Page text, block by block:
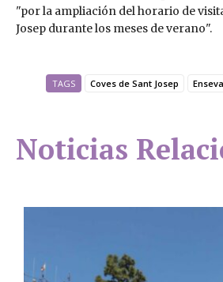
"por la ampliación del horario de
Josep durante los meses de verano".
TAGS Coves de Sant Josep
Noticias